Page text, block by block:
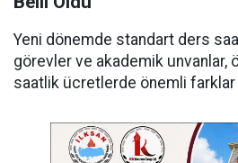
Yeni dönemde standart ders
görevler ve akademik unvanlar,
saatlik ücretlerde önemli